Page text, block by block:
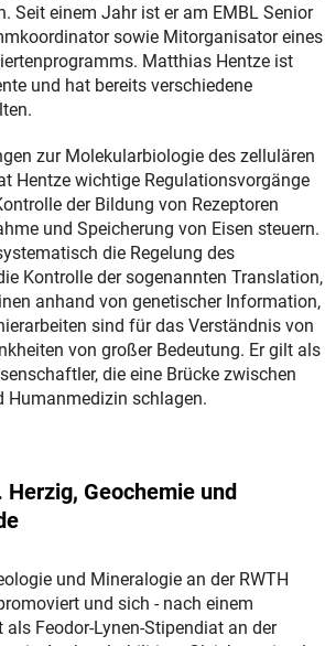
Seit einem Jahr ist er am EMBL Senior
sowie Mitorganisator eines
Matthias Hentze ist
und hat bereits verschiedene
zur Molekularbiologie des zellulären
Hentze wichtige Regulationsvorgänge
der Bildung von Rezeptoren
und Speicherung von Eisen steuern.
die Regelung des
Kontrolle der sogenannten Translation,
anhand von genetischer Information,
sind für das Verständnis von
von großer Bedeutung. Er gilt als
die eine Brücke zwischen
Humanmedizin schlagen.
Geochemie und
und Mineralogie an der RWTH
und sich - nach einem
Feodor-Lynen-Stipendiat an der